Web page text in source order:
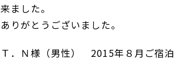
来ました。
ありがとうございました。
Ｔ．Ｎ様（男性） 2015年８月ご宿泊